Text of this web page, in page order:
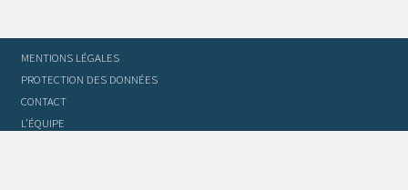
MENTIONS LÉGALES
PROTECTION DES DONNÉES
CONTACT
L’ÉQUIPE